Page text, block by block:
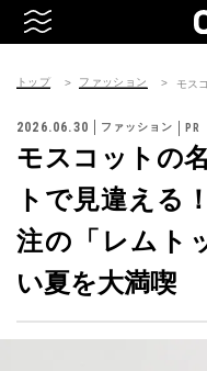
トップ ファッション モス
2026.06.30 ファッション
モスコットの
トで見違える
注の「レムト
い夏を大満喫